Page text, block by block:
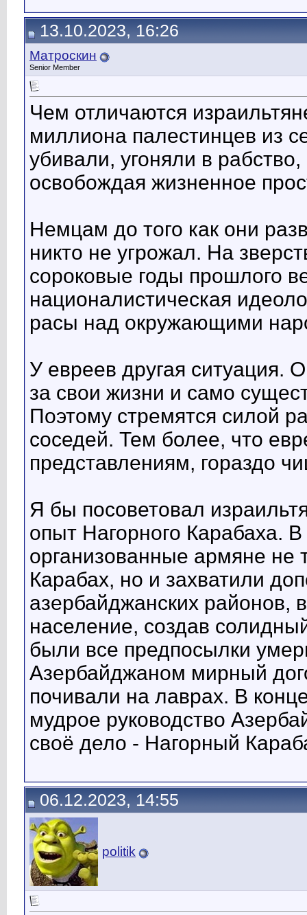
13.10.2023, 16:26
Матроскин
Senior Member
Чем отличаются
миллиона палестинцев из
убивали, угоняли в
освобождая жизненное
Немцам до того как они
никто не угрожал. На
сороковые годы прошлого
националистическая
расы над окружающими
У евреев другая ситуация.
за свои жизни и само
Поэтому стремятся силой
соседей. Тем более, что
представлениям, гораздо
Я бы посоветовал
опыт Нагорного Карабаха.
организованные армяне не
Карабах, но и захватили
азербайджанских районов,
население, создав
были все предпосылки
Азербайджаном мирный
почивали на лаврах. В
мудрое руководство
своё дело - Нагорный
06.12.2023, 14:55
politik